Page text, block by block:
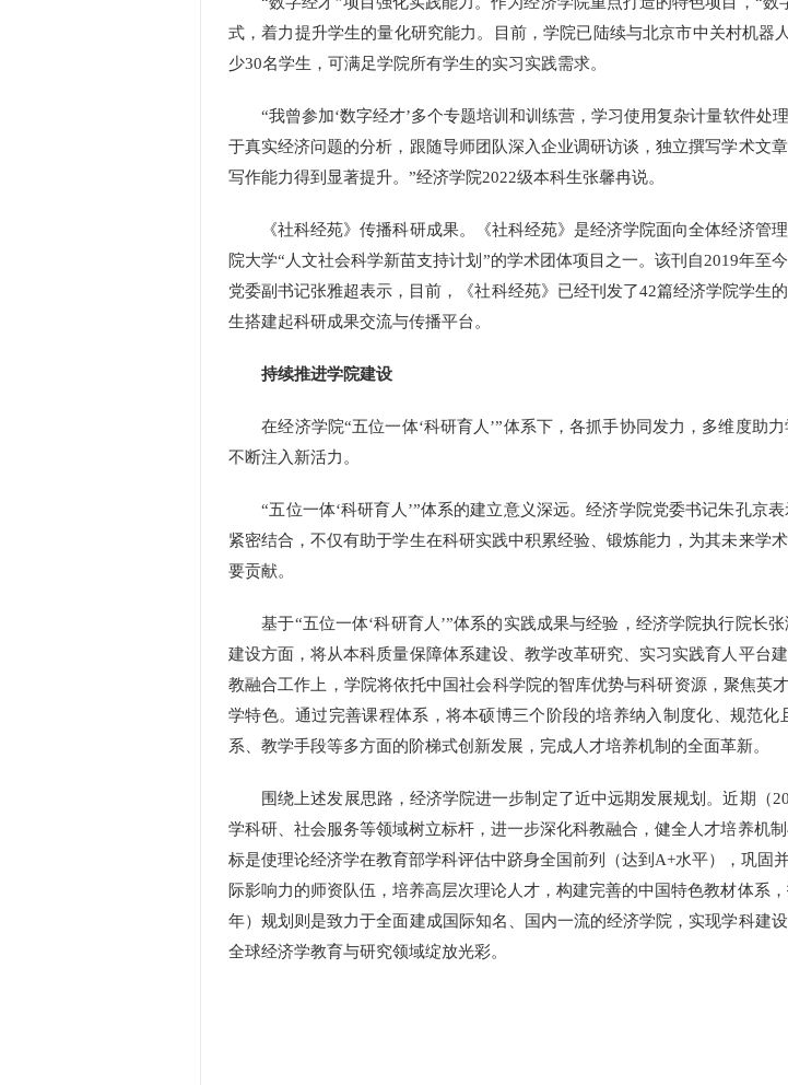
式，着力提升学生的量化研究能力。目前，学院已陆续与北京市中关村机
少30名学生，可满足学院所有学生的实习实践需求。
“我曾参加‘数字经才’多个专题培训和训练营，学习使用复杂计量软件处
于真实经济问题的分析，跟随导师团队深入企业调研访谈，独立撰写学术文
写作能力得到显著提升。”经济学院2022级本科生张馨冉说。
《社科经苑》传播科研成果。《社科经苑》是经济学院面向全体经济管
院大学“人文社会科学新苗支持计划”的学术团体项目之一。该刊自2019年
党委副书记张雅超表示，目前，《社科经苑》已经刊发了42篇经济学院学生
生搭建起科研成果交流与传播平台。
持续推进学院建设
在经济学院“五位一体‘科研育人’”体系下，各抓手协同发力，多维度助
不断注入新活力。
“五位一体‘科研育人’”体系的建立意义深远。经济学院党委书记朱孔京
紧密结合，不仅有助于学生在科研实践中积累经验、锻炼能力，为其未来学
要贡献。
基于“五位一体‘科研育人’”体系的实践成果与经验，经济学院执行院长
建设方面，将从本科质量保障体系建设、教学改革研究、实习实践育人平台
教融合工作上，学院将依托中国社会科学院的智库优势与科研资源，聚焦英
学特色。通过完善课程体系，将本硕博三个阶段的培养纳入制度化、规范
系、教学手段等多方面的阶梯式创新发展，完成人才培养机制的全面革新。
围绕上述发展思路，经济学院进一步制定了近中远期发展规划。近期（
学科研、社会服务等领域树立标杆，进一步深化科教融合，健全人才培养机
标是使理论经济学在教育部学科评估中跻身全国前列（达到A+水平），巩固
际影响力的师资队伍，培养高层次理论人才，构建完善的中国特色教材体系
年）规划则是致力于全面建成国际知名、国内一流的经济学院，实现学科建
全球经济学教育与研究领域绽放光彩。